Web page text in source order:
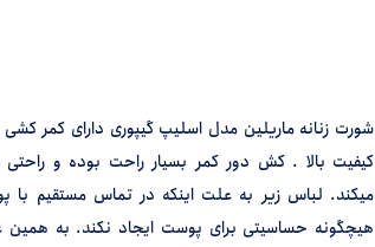
شورت زنانه ماریلین مدل اسلیپ گیپوری دارای کمر
کیفیت بالا . کش دور کمر بسیار راحت بوده و راحتی
میکند. لباس زیر به علت اینکه در تماس مستقیم
هیچگونه حساسیتی برای پوست ایجاد نکند. به